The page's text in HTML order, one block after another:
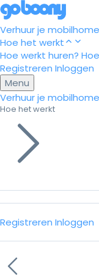
Verhuur je mobilhome
Hoe het werkt
Hoe werkt huren?
Registreren Inloggen
Menu
Verhuur je mobilhome
Hoe het werkt
Registreren Inloggen